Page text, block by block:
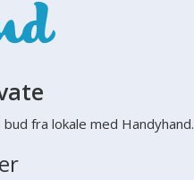
fra lokale med Handyhand.